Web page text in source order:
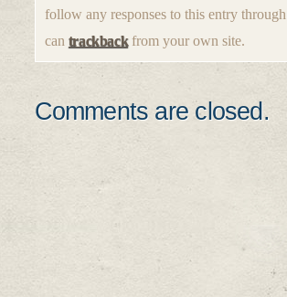
follow any responses to this entry through
can trackbackfrom your own site.
Comments are closed.